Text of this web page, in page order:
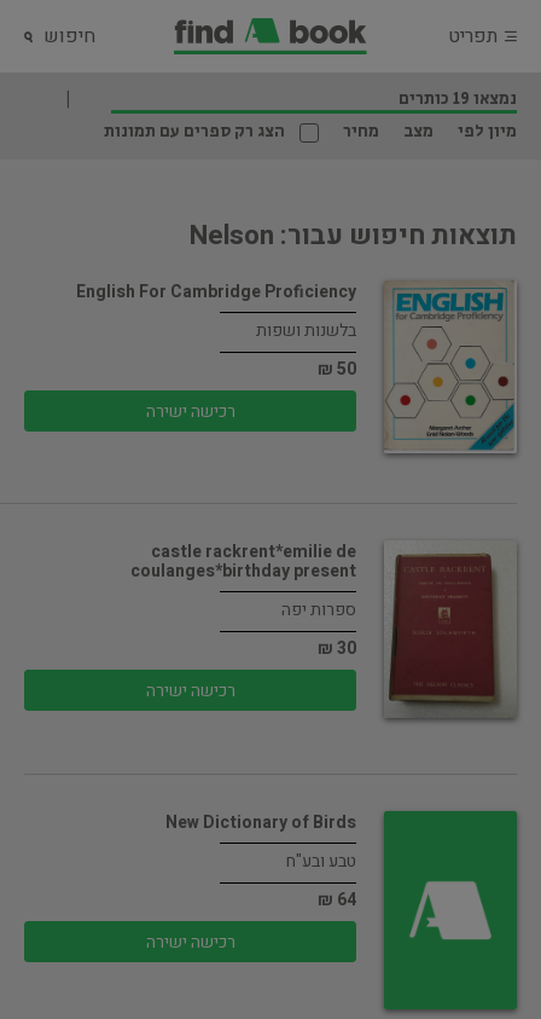
תפריט חיפוש
נמצאו 19 כותרים
מיון לפי
מצב מחיר הצג רק ספרים עם תמונות
תוצאות חיפוש עבור: Nelson
English For Cambridge Proficiency
בלשנות ושפות
50 ₪
רכישה ישירה
castle rackrent*emilie de
coulanges*birthday present
ספרות יפה
30 ₪
רכישה ישירה
New Dictionary of Birds
טבע ובע"ח
64 ₪
רכישה ישירה